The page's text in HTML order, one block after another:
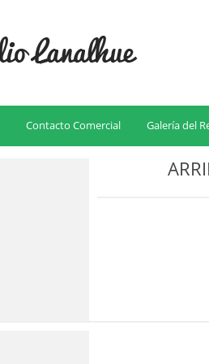
Contacto Comercial Galería del